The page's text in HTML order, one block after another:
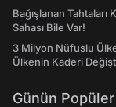
Bağışlanan Tahtaları
Sahası Bile Var!
3 Milyon Nüfuslu
Ülkenin Kaderi
Günün Popüler